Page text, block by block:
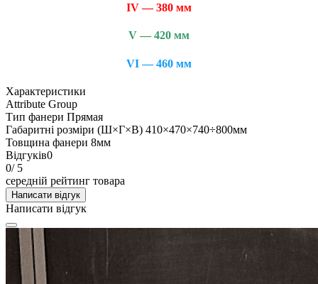
IV — 380 мм
V — 420 мм
VI — 460 мм
Характеристики
Attribute Group
Тип фанери Прямая
Габаритні розміри (Ш×Г×В) 410×470×740÷800мм
Товщина фанери 8мм
Відгуків0
0/ 5
середній рейтинг товара
Написати відгук
Написати відгук